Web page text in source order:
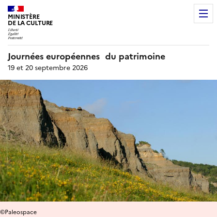
MINISTÈRE
DE LA CULTURE
Journées européennes du patrimoine
19 et 20 septembre 2026
©Paleospace